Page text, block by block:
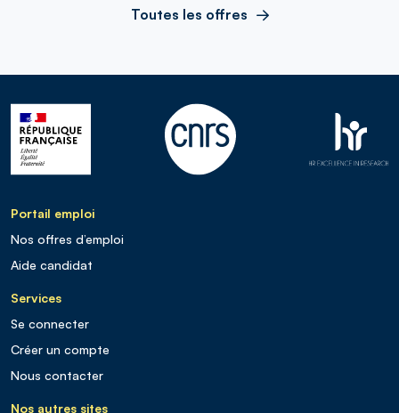
Toutes les offres
Portail emploi
Nos offres d’emploi
Aide candidat
Services
Se connecter
Créer un compte
Nous contacter
Nos autres sites